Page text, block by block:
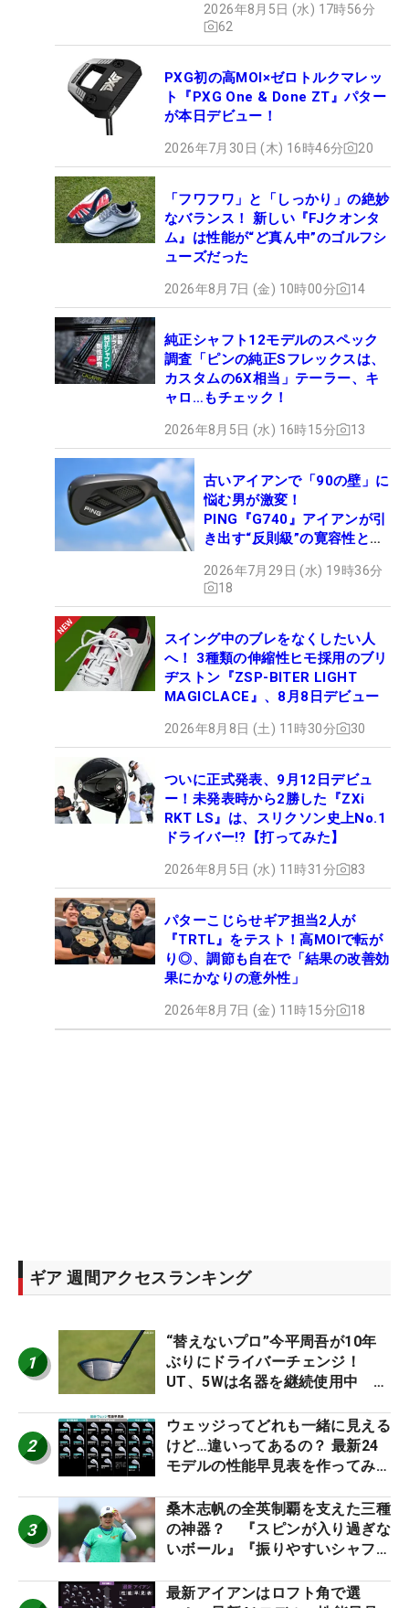
2026年8月5日 (水) 17時56分
62
PXG初の高MOI×ゼロトルクマレッ
ト『PXG One & Done ZT』パター
が本日デビュー！
2026年7月30日 (木) 16時46分 20
「フワフワ」と「しっかり」の絶妙
なバランス！ 新しい『FJクオンタ
ム』は性能が“ど真ん中”のゴルフシ
ューズだった
2026年8月7日 (金) 10時00分 14
純正シャフト12モデルのスペック
調査「ピンの純正Sフレックスは、
カスタムの6X相当」テーラー、キ
ャロ…もチェック！
2026年8月5日 (水) 16時15分 13
古いアイアンで「90の壁」に
悩む男が激変！
PING『G740』アイアンが引
き出す“反則級”の寛容性と飛
2026年7月29日 (水) 19時36分
18
スイング中のブレをなくしたい人
へ！ 3種類の伸縮性ヒモ採用のブリ
ヂストン『ZSP-BITER LIGHT
MAGICLACE』、8月8日デビュー
2026年8月8日 (土) 11時30分 30
ついに正式発表、9月12日デビュ
ー！未発表時から2勝した『ZXi
RKT LS』は、スリクソン史上No.1
ドライバー!?【打ってみた】
2026年8月5日 (水) 11時31分 83
パターこじらせギア担当2人が
『TRTL』をテスト！高MOIで転が
り◎、調節も自在で「結果の改善効
果にかなりの意外性」
2026年8月7日 (金) 11時15分 18
ギア 週間アクセスランキング
1
“替えないプロ”今平周吾が10年
ぶりにドライバーチェンジ！
UT、5Wは名器を継続使用中 #
2
ウェッジってどれも一緒に見える
けど…違いってあるの？ 最新24
モデルの性能早見表を作ってみ
3
桑木志帆の全英制覇を支えた三種
の神器？ 『スピンが入り過ぎな
いボール』『振りやすいシャフ
ー』 #女子プロセッティング
最新アイアンはロフト角で選